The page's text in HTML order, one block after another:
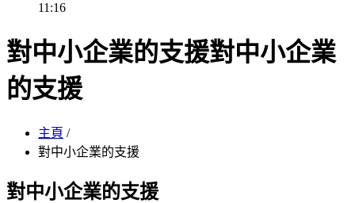
11:16
對中小企業的支援對中小企業
的支援
主頁 /
對中小企業的支援
對中小企業的支援